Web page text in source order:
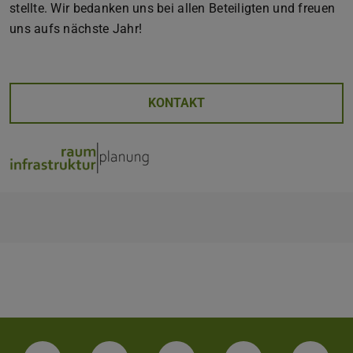
stellte. Wir bedanken uns bei allen Beteiligten und freuen
uns aufs nächste Jahr!
KONTAKT